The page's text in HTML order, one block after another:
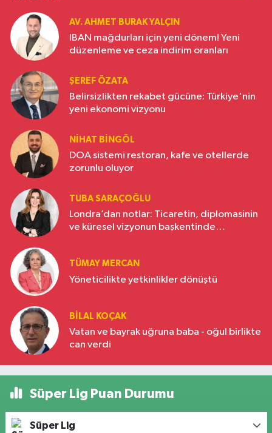
AV. AHMET BURAK YALÇIN
IBAN mağdurları için yeni dönem! Yeni
düzenleme ve ceza indirim oranları
ŞEREF ÖZATA
Belirsizlikten rekabet gücüne: Türkiye'nin
yeni ekonomi vizyonu
NIHAT BINGÖL
DOA sistemi restoran, kafe ve otellerde
zorunlu oluyor
TUBA SARAÇOĞLU
Londra’dan notlar: Ticaretin, diplomasinin
ve küresel vizyonun başkentinde
TÜMAY MERCAN
Yöneticilikte yetkinlikler dönüştü
BILAL KOÇAK
Vatan ve bayrak uğruna baba - oğul birlikte
can verdi
Süper Lig Puan Durumu
Süper Lig